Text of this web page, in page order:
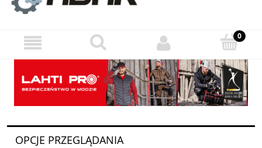
OPCJE PRZEGLĄDANIA